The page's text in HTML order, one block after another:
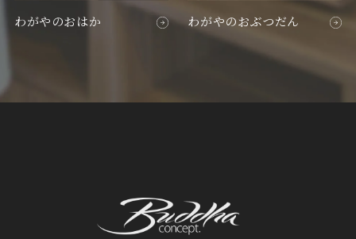
わがやのおはか わがやのおぶつだん